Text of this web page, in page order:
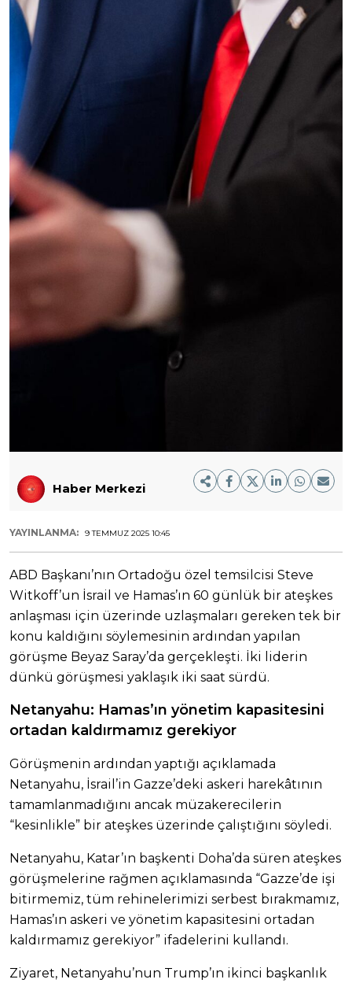
Haber Merkezi
YAYINLANMA: 9 TEMMUZ 2025 10:45
ABD Başkanı’nın Ortadoğu özel temsilcisi Steve
Witkoff’un İsrail ve Hamas’ın 60 günlük bir ateşkes
anlaşması için üzerinde uzlaşmaları gereken tek bir
konu kaldığını söylemesinin ardından yapılan
görüşme Beyaz Saray’da gerçekleşti. İki liderin
dünkü görüşmesi yaklaşık iki saat sürdü.
Netanyahu: Hamas’ın yönetim kapasitesini
ortadan kaldırmamız gerekiyor
Görüşmenin ardından yaptığı açıklamada
Netanyahu, İsrail’in Gazze’deki askeri harekâtının
tamamlanmadığını ancak müzakerecilerin
“kesinlikle” bir ateşkes üzerinde çalıştığını söyledi.
Netanyahu, Katar’ın başkenti Doha’da süren ateşkes
görüşmelerine rağmen açıklamasında “Gazze’de işi
bitirmemiz, tüm rehinelerimizi serbest bırakmamız,
Hamas’ın askeri ve yönetim kapasitesini ortadan
kaldırmamız gerekiyor” ifadelerini kullandı.
Ziyaret, Netanyahu’nun Trump’ın ikinci başkanlık